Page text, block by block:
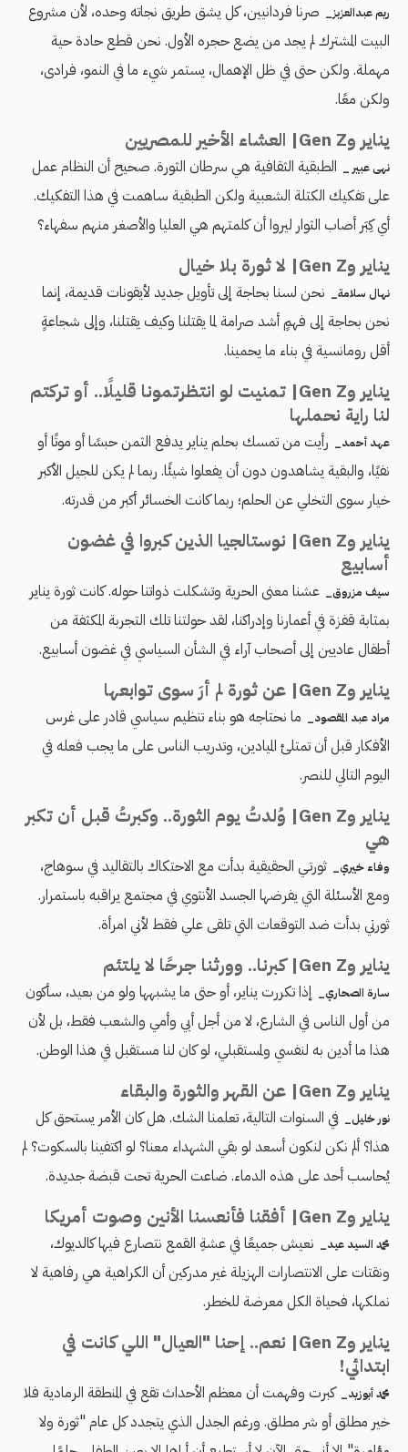
ريم عبدالعزبز_ صرنا فردانيين، كل يشق طريق نجاته وحده، لأن مشروع
البيت المشترك لم يجد من يضع حجره الأول. نحن قطع حادة حية
مهملة. ولكن حتى في ظل الإهمال، يستمر شيء ما في النمو، فرادى،
ولكن معًا.
يناير وGen Z| العشاء الأخير للمصريين
نهى عبير _ الطبقية الثقافية هي سرطان الثورة. صحيح أن النظام عمل
على تفكيك الكتلة الشعبية ولكن الطبقية ساهمت في هذا التفكيك.
أي كِبَر أصاب الثوار ليروا أن كلمتهم هي العليا والأصغر منهم سفهاء؟
يناير وGen Z| لا ثورة بلا خيال
نهال سلامة_ نحن لسنا بحاجة إلى تأويل جديد لأيقونات قديمة، إنما
نحن بحاجة إلى فهمٍ أشد صرامة لما يقتلنا وكيف يقتلنا، وإلى شجاعةٍ
أقل رومانسية في بناء ما يحمينا.
يناير وGen Z| تمنيت لو انتظرتمونا قليلًا.. أو تركتم
لنا راية نحملها
عهد أحمد_ رأيت من تمسك بحلم يناير يدفع الثمن حبسًا أو موتًا أو
نفيًا، والبقية يشاهدون دون أن يفعلوا شيئًا. ربما لم يكن للجيل الأكبر
خيار سوى التخلي عن الحلم؛ ربما كانت الخسائر أكبر من قدرته.
يناير وGen Z| نوستالجيا الذين كبروا في غضون
أسابيع
سيف مزروق_ عشنا معنى الحرية وتشكلت ذواتنا حوله. كانت ثورة يناير
بمثابة قفزة في أعمارنا وإدراكنا، لقد حولتنا تلك التجربة المكثفة من
أطفال عاديين إلى أصحاب آراء في الشأن السياسي في غضون أسابيع.
يناير وGen Z| عن ثورة لم أرَ سوى توابعها
مراد عبد المقصود_ ما نحتاجه هو بناء تنظيم سياسي قادر على غرس
الأفكار قبل أن تمتلئ الميادين، وتدريب الناس على ما يجب فعله في
اليوم التالي للنصر.
يناير وGen Z| وُلدتُ يوم الثورة.. وكبرتُ قبل أن تكبر
هي
وفاء خيري_ ثورتـي الحقيقية بدأت مع الاحتكاك بالتقاليد في سوهاج،
ومع الأسئلة التي يفرضها الجسد الأنثوي في مجتمع يراقبه باستمرار.
ثورتي بدأت ضد التوقعات التي تلقى علي فقط لأني امرأة.
يناير وGen Z| كبرنا.. وورثنا جرحًا لا يلتئم
سارة الصحاري_ إذا تكررت يناير، أو حتى ما يشبهها ولو من بعيد، سأكون
من أول الناس في الشارع، لا من أجل أبي وأمي والشعب فقط، بل لأن
هذا ما أدين به لنفسي ولمستقبلي، لو كان لنا مستقبل في هذا الوطن.
يناير وGen Z| عن القهر والثورة والبقاء
نور خليل_ في السنوات التالية، تعلمنا الشك. هل كان الأمر يستحق كل
هذا؟ ألم نكن لنكون أسعد لو بقي الشهداء معنا؟ لو اكتفينا بالسكوت؟ لم
يُحاسب أحد على هذه الدماء. ضاعت الحرية تحت قبضة جديدة.
يناير وGen Z| أفقنا فأنعسنا الأنين وصوت أمريكا
محمد السيد عيد_ نعيش جميعًا في عشةِ القمع نتصارع فيها كالديوك،
ونقتات على الانتصارات الهزيلة غير مدركين أن الكراهية هي رفاهية لا
نملكها، فحياة الكل معرضة للخطر.
يناير وGen Z| نعم.. إحنا "العيال" اللي كانت في
ابتدائي!
محمد أبوزيد_كبرت وفهمت أن معظم الأحداث تقع في المنطقة الرمادية فلا
خير مطلق أو شر مطلق. ورغم الجدل الذي يتجدد كل عام "ثورة ولا